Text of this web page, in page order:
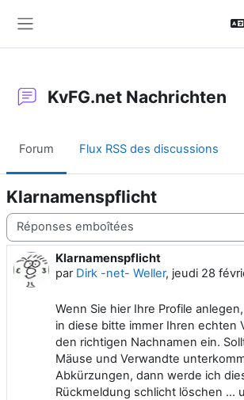
KvFG.net Nachrichten
Forum Flux RSS des discussions
Klarnamenspflicht
Type d’affichage
Klarnamenspflicht
par Dirk -net- Weller, jeudi 28
Nombre de réponses : 0
Wenn Sie hier Ihre Profile
in diese bitte immer Ihren echten
den richtigen Nachnamen ein.
Mäuse und Verwandte
Abkürzungen, dann werde ich
Rückmeldung schlicht löschen ...